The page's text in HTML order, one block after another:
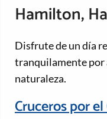
Hamilton,
Disfrute de un día
tranquilamente por
naturaleza.
Cruceros por